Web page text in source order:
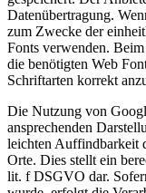
Datenübertragung.
zum Zwecke der
Fonts verwenden.
die benötigten Web
Schriftarten korrekt
Die Nutzung von
ansprechenden
leichten Auffindbarkeit
Orte. Dies stellt ein
lit. f DSGVO dar.